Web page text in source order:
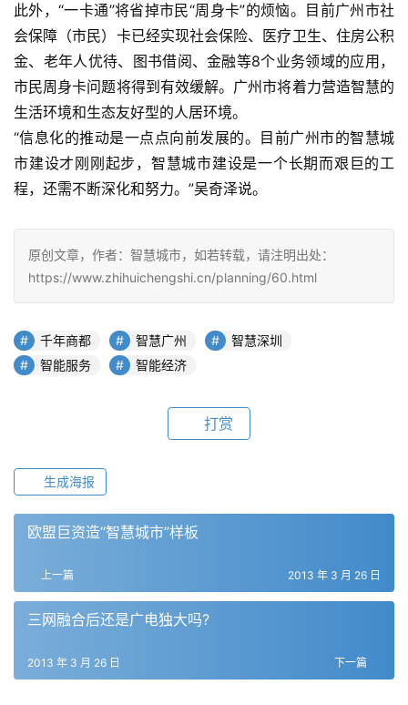
此外，“一卡通”将省掉市民“周身卡”的烦恼。目前广州市社
会保障（市民）卡已经实现社会保险、医疗卫生、住房公积
金、老年人优待、图书借阅、金融等8个业务领域的应用，
市民周身卡问题将得到有效缓解。广州市将着力营造智慧的
生活环境和生态友好型的人居环境。
“信息化的推动是一点点向前发展的。目前广州市的智慧城
市建设才刚刚起步，智慧城市建设是一个长期而艰巨的工
程，还需不断深化和努力。”吴奇泽说。
原创文章，作者：智慧城市，如若转载，请注明出处：
https://www.zhihuichengshi.cn/planning/60.html
千年商都 智慧广州
智慧深圳
智能服务
智能经济
打赏
生成海报
欧盟巨资造“智慧城市”样板
上一篇 2013 年 3 月 26 日
三网融合后还是广电独大吗?
下一篇
2013 年 3 月 26 日